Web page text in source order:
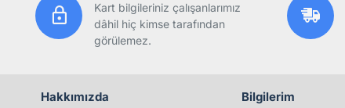
Kart bilgileriniz çalışanlarımız
dâhil hiç kimse tarafından
görülemez.
Hakkımızda
Bilgilerim